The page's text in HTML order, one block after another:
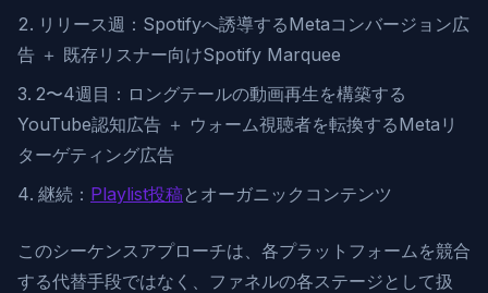
リリース週：Spotifyへ誘導するMetaコンバージョン広
告 ＋ 既存リスナー向けSpotify Marquee
2〜4週目：ロングテールの動画再生を構築する
YouTube認知広告 ＋ ウォーム視聴者を転換するMetaリ
ターゲティング広告
継続： Playlist投稿とオーガニックコンテンツ
このシーケンスアプローチは、各プラットフォームを競合
する代替手段ではなく、ファネルの各ステージとして扱